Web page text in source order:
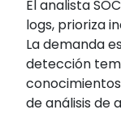
El analista
logs, prioriza
La demanda
detección
de análisis de